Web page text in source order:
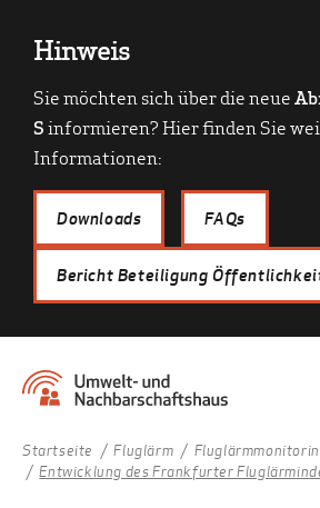
Hinweis
Sie möchten sich über die neue
Sinformieren? Hier finden Sie
Informationen:
Downloads FAQs
Bericht Beteiligung
Startseite Fluglärm
Entwicklung des Frankfurter